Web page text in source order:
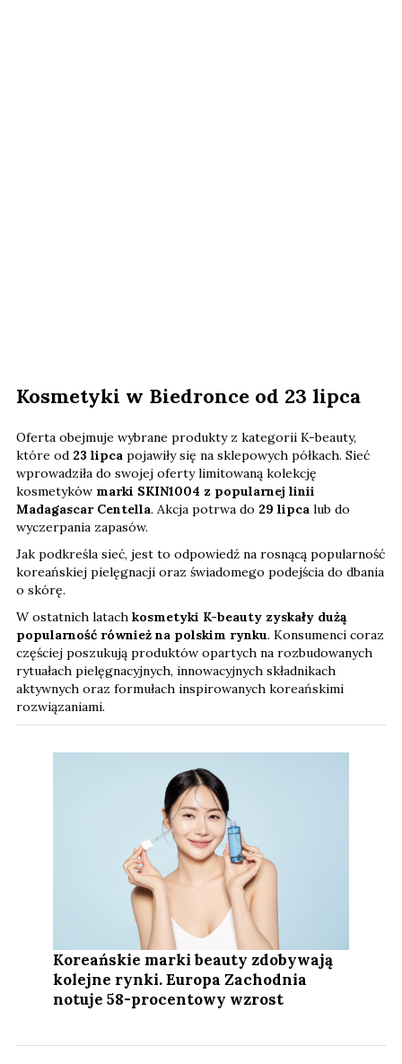
Kosmetyki w Biedronce od 23 lipca
Oferta obejmuje wybrane produkty z kategorii K-beauty,
które od 23 lipca pojawiły się na sklepowych półkach. Sieć
wprowadziła do swojej oferty limitowaną kolekcję
kosmetyków marki SKIN1004 z popularnej linii
Madagascar Centella. Akcja potrwa do 29 lipca lub do
wyczerpania zapasów.
Jak podkreśla sieć, jest to odpowiedź na rosnącą popularność
koreańskiej pielęgnacji oraz świadomego podejścia do dbania
o skórę.
W ostatnich latach kosmetyki K-beauty zyskały dużą
popularność również na polskim rynku. Konsumenci coraz
częściej poszukują produktów opartych na rozbudowanych
rytuałach pielęgnacyjnych, innowacyjnych składnikach
aktywnych oraz formułach inspirowanych koreańskimi
rozwiązaniami.
Koreańskie marki beauty zdobywają
kolejne rynki. Europa Zachodnia
notuje 58-procentowy wzrost